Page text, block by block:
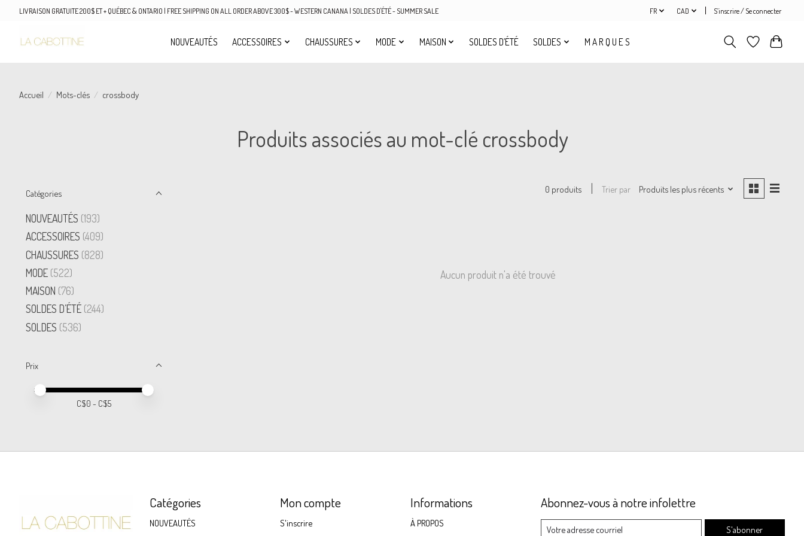
LIVRAISON GRATUITE 200$ ET + QUÉBEC & ONTARIO | FREE SHIPPING ON ALL ORDER ABOVE 300$ - WESTERN CANANA | SOLDES D'ÉTÉ - SUMMER SALE FR CAD S’inscrire / Se connecter
NOUVEAUTÉS ACCESSOIRES CHAUSSURES MODE MAISON SOLDES D’ÉTÉ SOLDES M A R Q U E S
Accueil / Mots-clés / crossbody
Produits associés au mot-clé crossbody
Catégories
NOUVEAUTÉS (193)
ACCESSOIRES (409)
CHAUSSURES (828)
MODE (522)
MAISON (76)
SOLDES D’ÉTÉ (244)
SOLDES (536)
Prix
Prix minimum
Price maximum value
C$0 - C$5
0 produits Trier par Produits les plus récents
Aucun produit n'a été trouvé
Catégories
NOUVEAUTÉS
Mon compte
S'inscrire
Informations
À PROPOS
Abonnez-vous à notre infolettre
S'abonner